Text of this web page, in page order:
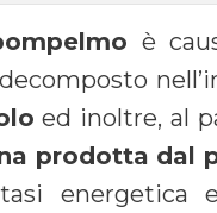
è
ed inoltre, al
prodotta dal
energetica